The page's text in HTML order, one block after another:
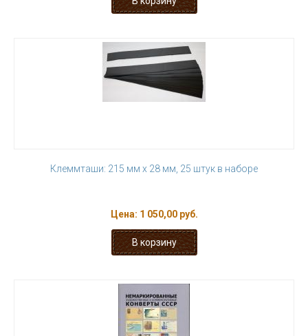
Клеммташи: 215 мм х 28 мм, 25 штук в наборе
Цена: 1 050,00 руб.